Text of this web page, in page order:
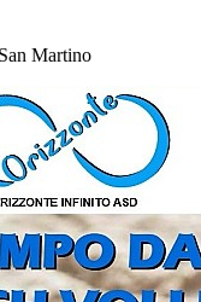
Martino